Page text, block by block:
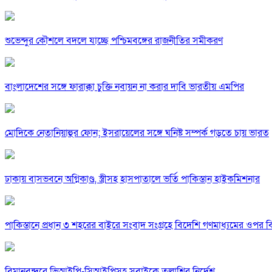
শুভেন্দুর কৌশলে বদলে যাচ্ছে পশ্চিমবঙ্গের রাজনীতির সমীকরণ
বাংলাদেশের সঙ্গে ফারাক্কা চুক্তি নবায়ন না করার দাবি ভারতীয় এমপির
মোদিকে নেতানিয়াহুর ফোন; ইসরায়েলের সঙ্গে ঘনিষ্ট সম্পর্ক গড়তে চায় ভারত
ঢাকায় বাসভবনে অগ্নিকাণ্ড, স্ত্রীসহ হাসপাতালে ভর্তি পাকিস্তান হাইকমিশনার
পাকিস্তানে প্রধান ৩ শহরের বাইরে সংবাদ সংগ্রহে বিদেশি গণমাধ্যমের ওপর